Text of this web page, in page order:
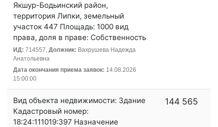
Якшур-Бодьинский район,
территория Липки, земельный
участок 447 Площадь: 1000 вид
права, доля в праве: Собственность
ИД: 714557, Должник: Вахрушева Надежда
Анатольевна
Дата окончания приема заявок: 14.08.2026
15:00:00
Вид объекта недвижимости: Здание
Кадастровый номер:
18:24:111019:397 Назначение
144 565